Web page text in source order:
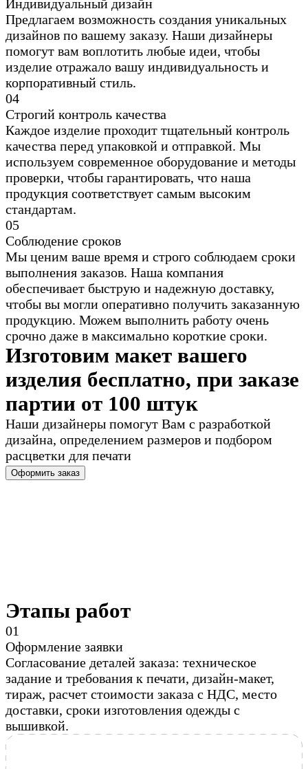
Индивидуальный дизайн
Предлагаем возможность создания уникальных
дизайнов по вашему заказу. Наши дизайнеры
помогут вам воплотить любые идеи, чтобы
изделие отражало вашу индивидуальность и
корпоративный стиль.
04
Строгий контроль качества
Каждое изделие проходит тщательный контроль
качества перед упаковкой и отправкой. Мы
используем современное оборудование и методы
проверки, чтобы гарантировать, что наша
продукция соответствует самым высоким
стандартам.
05
Соблюдение сроков
Мы ценим ваше время и строго соблюдаем сроки
выполнения заказов. Наша компания
обеспечивает быструю и надежную доставку,
чтобы вы могли оперативно получить заказанную
продукцию. Можем выполнить работу очень
срочно даже в максимально короткие сроки.
Изготовим макет вашего
изделия бесплатно, при заказе
партии от 100 штук
Наши дизайнеры помогут Вам с разработкой
дизайна, определением размеров и подбором
расцветки для печати
Оформить заказ
Этапы работ
01
Оформление заявки
Согласование деталей заказа: техническое
задание и требования к печати, дизайн-макет,
тираж, расчет стоимости заказа с НДС, место
доставки, сроки изготовления одежды с
вышивкой.